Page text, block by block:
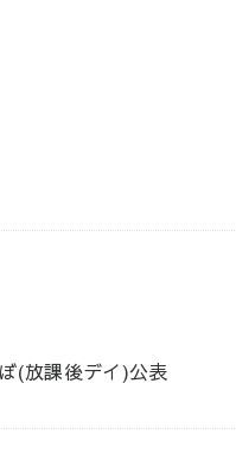
(放課後デイ)公表